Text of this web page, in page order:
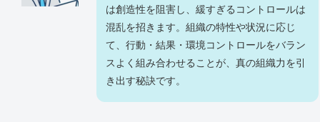
は創造性を阻害し、緩すぎるコントロールは
混乱を招きます。組織の特性や状況に応じ
て、行動・結果・環境コントロールをバラン
スよく組み合わせることが、真の組織力を引
き出す秘訣です。